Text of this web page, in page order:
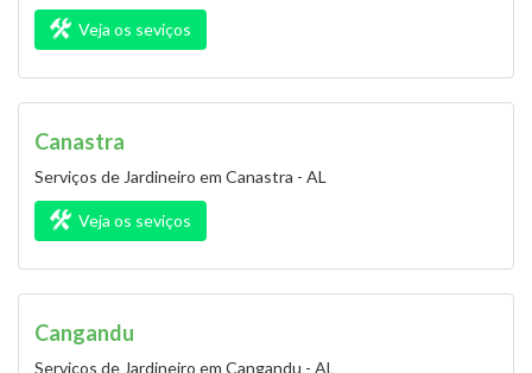
Veja os seviços
Canastra
Serviços de Jardineiro em Canastra - AL
Veja os seviços
Cangandu
Serviços de Jardineiro em Cangandu - AL